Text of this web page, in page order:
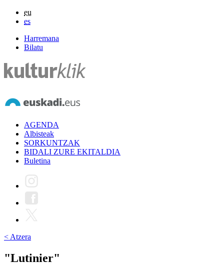
eu
es
Harremana
Bilatu
AGENDA
Albisteak
SORKUNTZAK
BIDALI ZURE EKITALDIA
Buletina
< Atzera
"Lutinier"